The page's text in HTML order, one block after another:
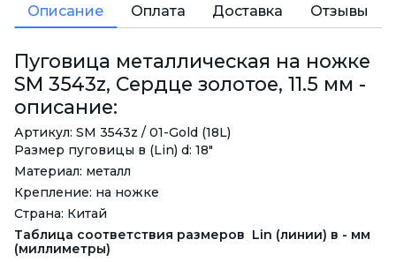
Описание Оплата Доставка Отзывы
Пуговица металлическая на ножке
SM 3543z, Сердце золотое, 11.5 мм -
описание:
Артикул: SM 3543z / 01-Gold (18L)
Размер пуговицы в (Lin) d: 18"
Материал: металл
Крепление: на ножке
Страна: Китай
Таблица соответствия размеров Lin (линии) в - мм
(миллиметры)